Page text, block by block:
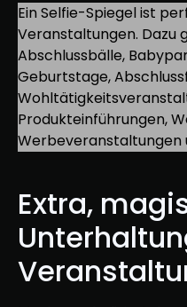
Ein Selfie-Spiegel ist
Veranstaltungen. Dazu
Abschlussbälle,
Geburtstage,
Produkteinführungen,
Werbeveranstaltungen
Extra,